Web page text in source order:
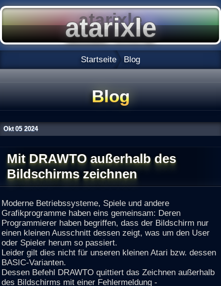
Startseite Blog
Blog
Okt 05 2024
Mit DRAWTO außerhalb des
Bildschirms zeichnen
Moderne Betriebssysteme, Spiele und andere
Grafikprogramme haben eins gemeinsam: Deren
Programmierer haben begriffen, dass der Bildschirm nur
einen kleinen Ausschnitt dessen zeigt, was um den User
oder Spieler herum so passiert.
Leider gilt dies nicht für unseren kleinen Atari bzw. dessen
BASIC-Varianten.
Dessen Befehl DRAWTO quittiert das Zeichnen außerhalb
des Bildschirms mit einer Fehlermeldung -